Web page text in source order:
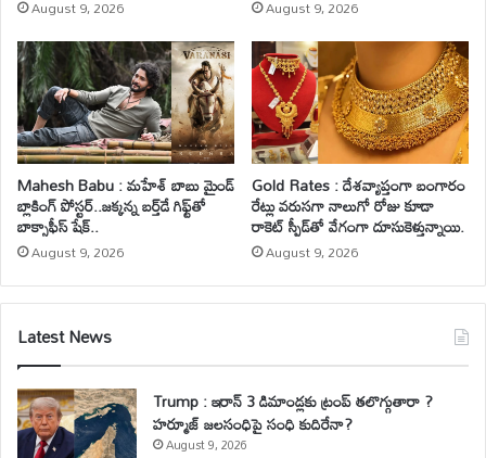
August 9, 2026 August 9, 2026
Mahesh Babu : మహేశ్‌ బాబు మైండ్
బ్లాకింగ్ పోస్టర్..జక్కన్న బర్త్‌డే గిఫ్ట్‌తో
బాక్సాఫీస్ షేక్..
August 9, 2026
Gold Rates : దేశవ్యాప్తంగా బంగారం
రేట్లు వరుసగా నాలుగో రోజు కూడా
రాకెట్ స్పీడ్‌తో వేగంగా దూసుకెళ్తున్నాయి.
August 9, 2026
Latest News
Trump : ఇరాన్ 3 డిమాండ్లకు ట్రంప్ తలొగ్గుతారా ?
హర్మూజ్ జలసంధిపై సంధి కుదిరేనా?
August 9, 2026